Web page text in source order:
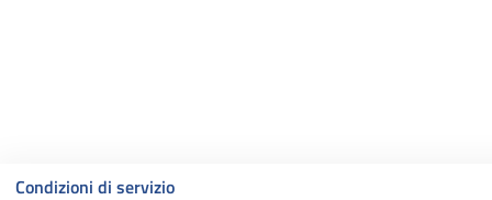
Condizioni di servizio